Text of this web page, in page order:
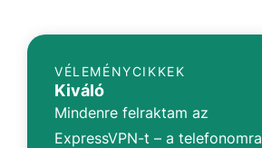
VÉLEMÉNYCIKKEK
Kiváló
Mindenre felraktam az
ExpressVPN-t – a